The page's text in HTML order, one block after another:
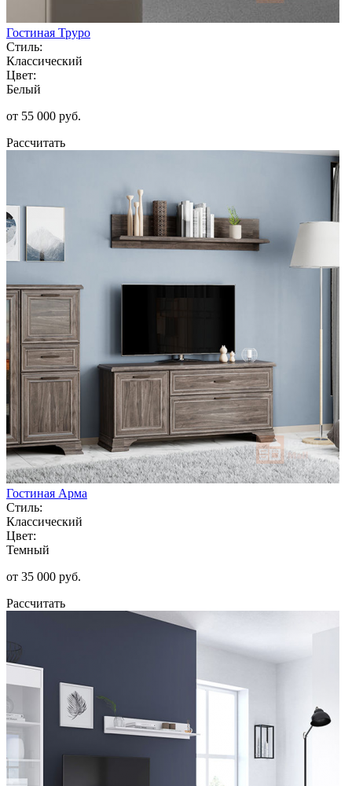
Гостиная Труро
Стиль:
Классический
Цвет:
Белый
от 55 000 руб.
Рассчитать
Гостиная Арма
Стиль:
Классический
Цвет:
Темный
от 35 000 руб.
Рассчитать